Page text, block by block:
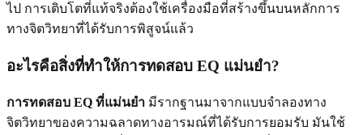
ไป การเติบโตที่แท้จริงต้องใช้เครื่องมือที่สร้างขึ้นบนหลักการ
ทางจิตวิทยาที่ได้รับการพิสูจน์แล้ว
อะไรคือสิ่งที่ทำให้การทดสอบ EQ แม่นยำ?
การทดสอบ EQ ที่แม่นยำ มีรากฐานมาจากแบบจำลองทาง
จิตวิทยาของความฉลาดทางอารมณ์ที่ได้รับการยอมรับ มันใช้